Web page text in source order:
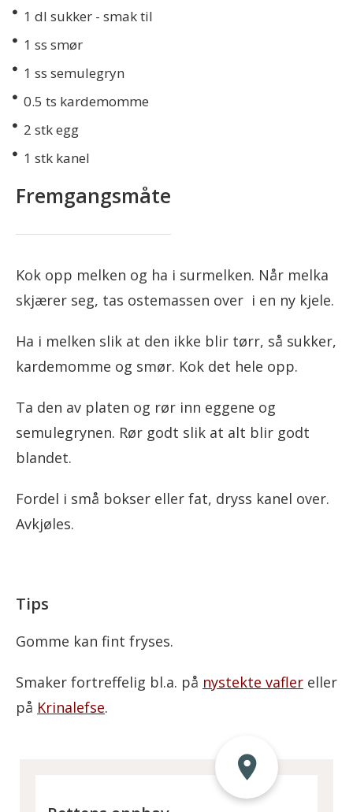
1 dl sukker - smak til
1 ss smør
1 ss semulegryn
0.5 ts kardemomme
2 stk egg
1 stk kanel
Fremgangsmåte
Kok opp melken og ha i surmelken. Når melka
skjærer seg, tas ostemassen over i en ny kjele.
Ha i melken slik at den ikke blir tørr, så sukker,
kardemomme og smør. Kok det hele opp.
Ta den av platen og rør inn eggene og
semulegrynen. Rør godt slik at alt blir godt
blandet.
Fordel i små bokser eller fat, dryss kanel over.
Avkjøles.
Tips
Gomme kan fint fryses.
Smaker fortreffelig bl.a. på nystekte vafler eller
på Krinalefse.